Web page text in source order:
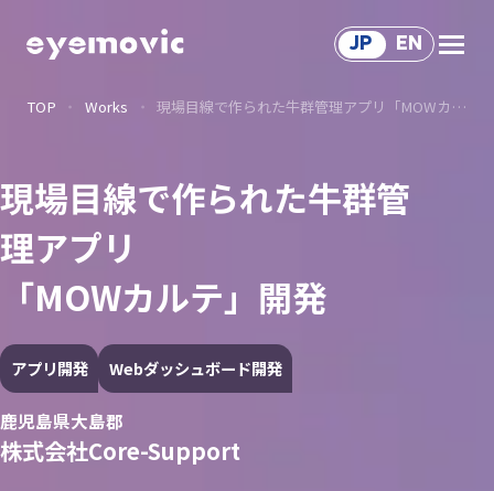
Service
Solution
Works
制作 事 例
Voice
About Us
会社情報
Recruit
JP EN
TOP Works 現場目線で作られた牛群管理アプリ「MOWカルテ」開発
現場目線で作られた牛群管
理アプリ
「MOWカルテ」開発
アプリ開発 Webダッシュボード開発
鹿児島県大島郡
株式会社Core-Support